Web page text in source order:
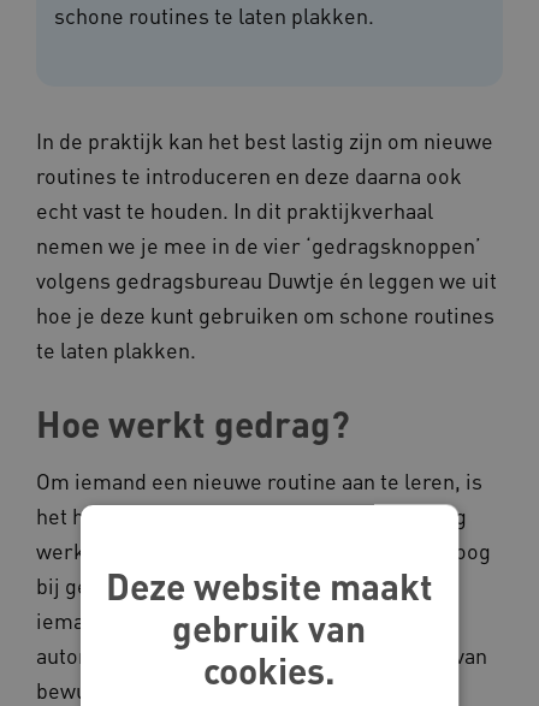
schone routines te laten plakken.
In de praktijk kan het best lastig zijn om nieuwe
routines te introduceren en deze daarna ook
echt vast te houden. In dit praktijkverhaal
nemen we je mee in de vier ‘gedragsknoppen’
volgens gedragsbureau Duwtje én leggen we uit
hoe je deze kunt gebruiken om schone routines
te laten plakken.
Hoe werkt gedrag?
Om iemand een nieuwe routine aan te leren, is
het handig om eerst te begrijpen hoe gedrag
werkt. Britt van den Heuvel, sociaal psycholoog
bij gedragsbureau Duwtje, legt het uit. ‘Als
iemand zijn handelingen uitvoert op de
automatische piloot, is diegene zich er niet van
bewust wat hij of zij allemaal doet. Door
Deze website maakt
gebruik van
cookies.